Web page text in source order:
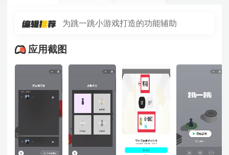
为跳一跳小游戏打造的功能辅助
应用截图